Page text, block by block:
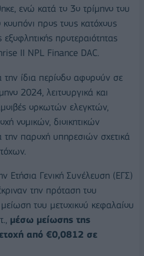
ενώ κατά το 3ο τρίμηνο του
προς τους κατόχους
προτεραιότητας
II NPL Finance DAC.
την ίδια περίοδο αφορούν σε
2024, λειτουργικά και
ορκωτών ελεγκτών,
νομικών, διοικητικών
παροχή υπηρεσιών σχετικά
Ετήσια Γενική Συνέλευση (ΕΓΣ)
την πρόταση του
του μετοχικού κεφαλαίου
μέσω μείωσης της
από €0,0812 σε